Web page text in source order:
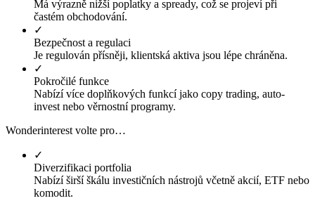
Má výrazně nižší poplatky a spready, což se projeví při
častém obchodování.
✓
Bezpečnost a regulaci
Je regulován přísněji, klientská aktiva jsou lépe chráněna.
✓
Pokročilé funkce
Nabízí více doplňkových funkcí jako copy trading, auto-
invest nebo věrnostní programy.
Wonderinterest volte pro…
✓
Diverzifikaci portfolia
Nabízí širší škálu investičních nástrojů včetně akcií, ETF nebo
komodit.